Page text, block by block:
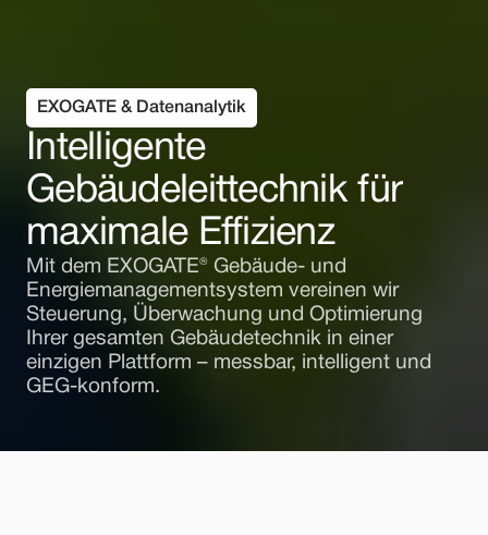
EXOGATE & Datenanalytik
Intelligente
Gebäudeleittechnik für
maximale Effizienz
Mit dem EXOGATE® Gebäude- und
Energiemanagementsystem vereinen wir
Steuerung, Überwachung und Optimierung
Ihrer gesamten Gebäudetechnik in einer
einzigen Plattform – messbar, intelligent und
GEG-konform.